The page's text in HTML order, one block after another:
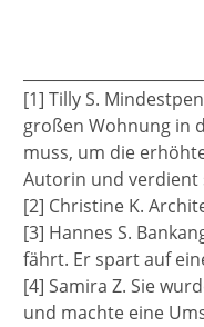
[1] Tilly S.
großen Wohnung in
muss, um die
Autorin und verdient
[2] Christine K.
[3] Hannes S.
fährt. Er spart auf
[4] Samira Z. Sie
und machte eine